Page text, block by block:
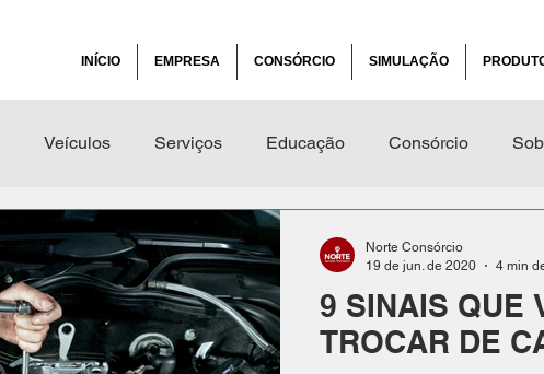
INÍCIO EMPRESA CONSÓRCIO SIMULAÇÃO
Veículos Serviços Educação Consórcio
Dicas e Alertas Segurança Financeira
9 SINAIS QUE
TROCAR DE
Norte Consórcio
19 de jun. de 2020
4 min